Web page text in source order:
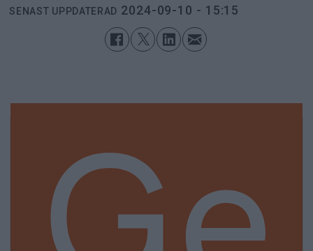
SENAST UPPDATERAD 2024-09-10 - 15:15